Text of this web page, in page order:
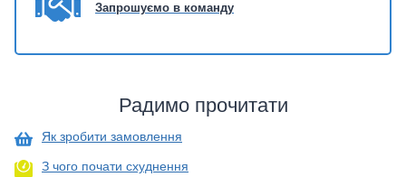
Запрошуємо в команду
Радимо прочитати
Як зробити замовлення
З чого почати схуднення